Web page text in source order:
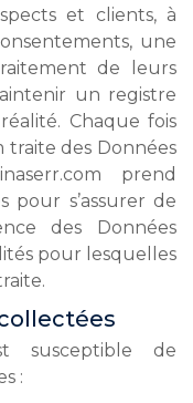
et clients, à
une
de leurs
un registre
Chaque fois
traite des Données
prend
pour s’assurer de
des Données
pour lesquelles
susceptible de
: